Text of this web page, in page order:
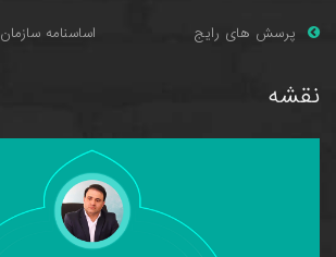
پرسش های رایج اساسنامه سازمان
نقشه